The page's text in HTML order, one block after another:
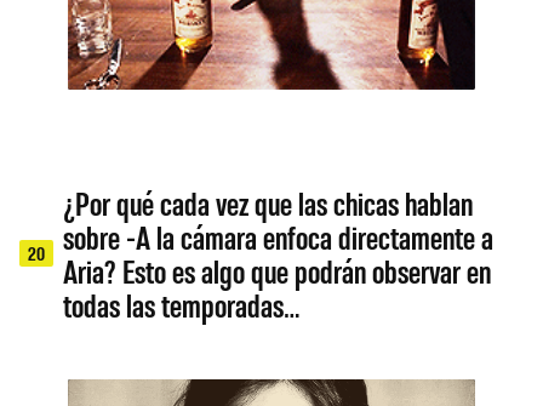
20
¿Por qué cada vez que las chicas hablan
sobre -A la cámara enfoca directamente a
Aria? Esto es algo que podrán observar en
todas las temporadas…